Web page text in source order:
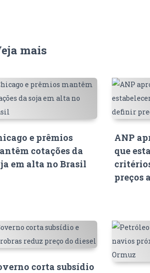
mais
e prêmios
cotações da
em alta no Brasil
ANP
que
preços
corta subsídio